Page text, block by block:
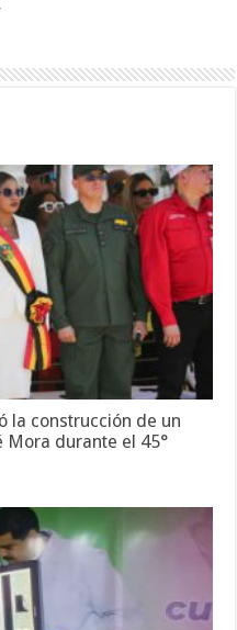
la construcción de un
Mora durante el 45°